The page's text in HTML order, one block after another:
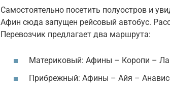
Самостоятельно посетить полуостров и
Афин сюда запущен рейсовый автобус.
Перевозчик предлагает два маршрута:
Материковый: Афины – Коропи –
Прибрежный: Афины – Айя –